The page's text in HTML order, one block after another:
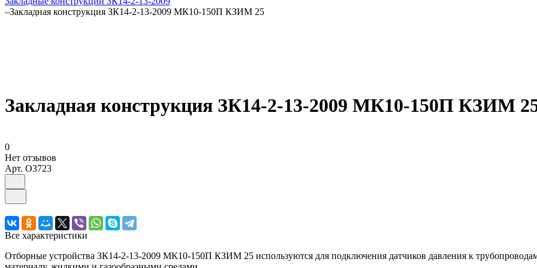
–Закладная конструкция ЗК14-2-13-2009 МК10-150П КЗИМ 25
Закладная конструкция ЗК14-2-13-2009 МК10-150П КЗИМ
0
Нет отзывов
Арт. O3723
Все характеристики
Отборные устройства ЗК14-2-13-2009 МК10-150П КЗИМ 25 используются для подключения датчиков давления к